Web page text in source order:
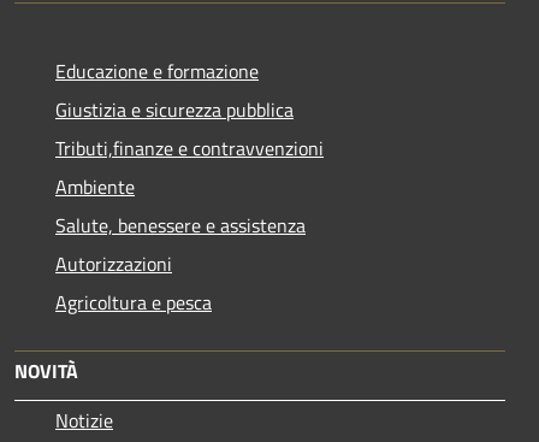
Educazione e formazione
Giustizia e sicurezza pubblica
Tributi,finanze e contravvenzioni
Ambiente
Salute, benessere e assistenza
Autorizzazioni
Agricoltura e pesca
NOVITÀ
Notizie